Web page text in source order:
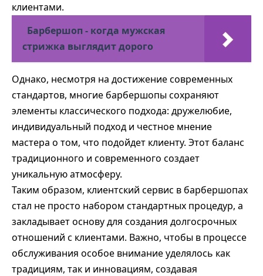
клиентами.
Барбершоп - когда мужская
стрижка выглядит дорого
Однако, несмотря на достижение современных
стандартов, многие барбершопы сохраняют
элементы классического подхода: дружелюбие,
индивидуальный подход и честное мнение
мастера о том, что подойдет клиенту. Этот баланс
традиционного и современного создает
уникальную атмосферу.
Таким образом, клиентский сервис в барбершопах
стал не просто набором стандартных процедур, а
закладывает основу для создания долгосрочных
отношений с клиентами. Важно, чтобы в процессе
обслуживания особое внимание уделялось как
традициям, так и инновациям, создавая